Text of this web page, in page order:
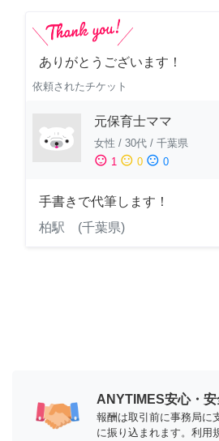
ありがとうございます！
依頼されたチケット
元保育士ママ
女性 / 30代 / 千葉県
sentiment_satisfied 1 sentiment_neutral 0 sentiment_dissatisfied 0
手書きで代筆します！
柏駅 (千葉県)
ANYTIMES安心・
報酬は取引前に事務局に
に振り込まれます。利用